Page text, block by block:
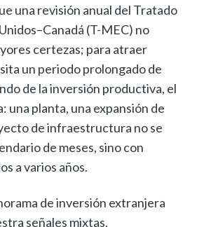
una revisión anual del Tratado
(T-MEC) no
certezas; para atraer
un periodo prolongado de
de la inversión productiva, el
una planta, una expansión de
de infraestructura no se
de meses, sino con
a varios años.
de inversión extranjera
señales mixtas.